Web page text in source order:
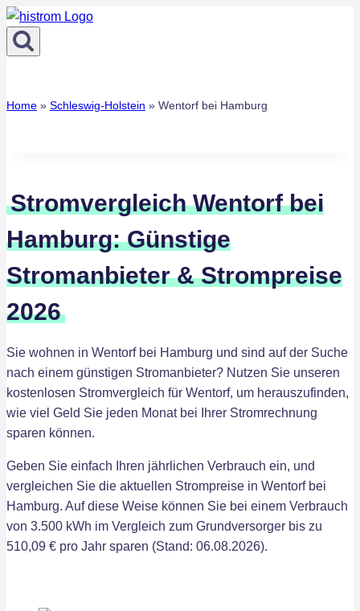
Zum
Inhalt
springen
Home » Schleswig-Holstein » Wentorf bei Hamburg
Stromvergleich Wentorf bei
Hamburg: Günstige
Stromanbieter & Strompreise
2026
Sie wohnen in Wentorf bei Hamburg und sind auf der Suche
nach einem günstigen Stromanbieter? Nutzen Sie unseren
kostenlosen Stromvergleich für Wentorf, um herauszufinden,
wie viel Geld Sie jeden Monat bei Ihrer Stromrechnung
sparen können.
Geben Sie einfach Ihren jährlichen Verbrauch ein, und
vergleichen Sie die aktuellen Strompreise in Wentorf bei
Hamburg. Auf diese Weise können Sie bei einem Verbrauch
von 3.500 kWh im Vergleich zum Grundversorger bis zu
510,09 € pro Jahr sparen (Stand: 06.08.2026).